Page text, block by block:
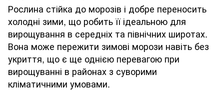
Рослина стійка до морозів і добре переносить
холодні зими, що робить її ідеальною для
вирощування в середніх та північних широтах.
Вона може пережити зимові морози навіть без
укриття, що є ще однією перевагою при
вирощуванні в районах з суворими
кліматичними умовами.